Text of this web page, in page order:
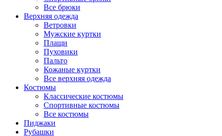
Все брюки
Верхняя одежда
Ветровки
Мужские куртки
Плащи
Пуховики
Пальто
Кожаные куртки
Все верхняя одежда
Костюмы
Классические костюмы
Спортивные костюмы
Все костюмы
Пиджаки
Рубашки